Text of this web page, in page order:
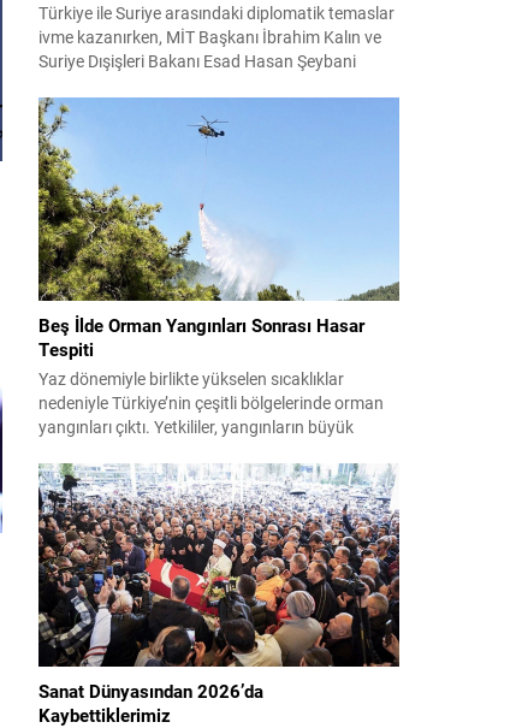
Türkiye ile Suriye arasındaki diplomatik temaslar
ivme kazanırken, MİT Başkanı İbrahim Kalın ve
Suriye Dışişleri Bakanı Esad Hasan Şeybani
arasındaki iş birliği imkanları ve bölgesel istikrar
konuları detaylı şekilde ele alındı. Taraflar, komşu
ülkelerle ilişkilerin güçlendirilmesinin gerekliliği
üzerinde mutabık kaldı; ayrıca Suriye-Lübnan
ilişkilerine...
Beş İlde Orman Yangınları Sonrası Hasar
Tespiti
Yaz dönemiyle birlikte yükselen sıcaklıklar
nedeniyle Türkiye’nin çeşitli bölgelerinde orman
yangınları çıktı. Yetkililer, yangınların büyük
sürmesi nedeniyle vatandaşları dikkatli olmaya
çağırıyor. Çevre, Şehircilik ve İklim Değişikliği
Bakanı Murat Kurum, beş ilde yapılan hasar
tespitlerinin sonuçlarını paylaştı ve etkilenenlerin
yanında olunacağını vurguladı. Kayıtlar ve
tespit...
Sanat Dünyasından 2026’da
Kaybettiklerimiz